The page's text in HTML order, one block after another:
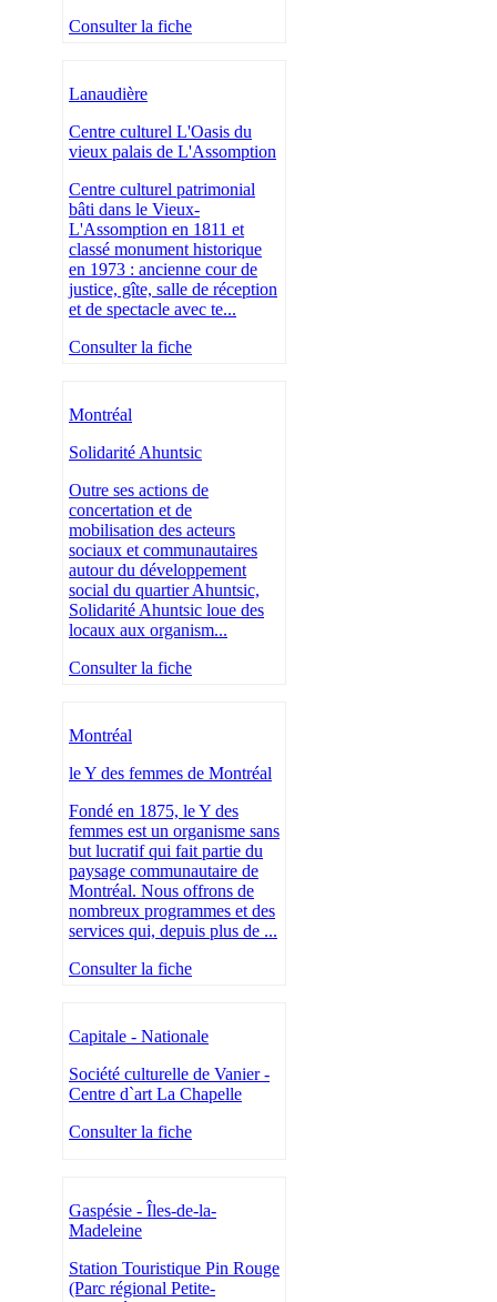
Consulter la fiche
Lanaudière
Centre culturel L'Oasis du
vieux palais de L'Assomption
Centre culturel patrimonial
bâti dans le Vieux-
L'Assomption en 1811 et
classé monument historique
en 1973 : ancienne cour de
justice, gîte, salle de réception
et de spectacle avec te...
Consulter la fiche
Montréal
Solidarité Ahuntsic
Outre ses actions de
concertation et de
mobilisation des acteurs
sociaux et communautaires
autour du développement
social du quartier Ahuntsic,
Solidarité Ahuntsic loue des
locaux aux organism...
Consulter la fiche
Montréal
le Y des femmes de Montréal
Fondé en 1875, le Y des
femmes est un organisme sans
but lucratif qui fait partie du
paysage communautaire de
Montréal. Nous offrons de
nombreux programmes et des
services qui, depuis plus de ...
Consulter la fiche
Capitale - Nationale
Société culturelle de Vanier -
Centre d`art La Chapelle
Consulter la fiche
Gaspésie - Îles-de-la-
Madeleine
Station Touristique Pin Rouge
(Parc régional Petite-